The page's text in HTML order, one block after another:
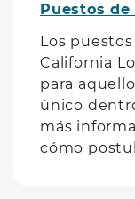
Puestos
Los
California
para
único
más
cómo